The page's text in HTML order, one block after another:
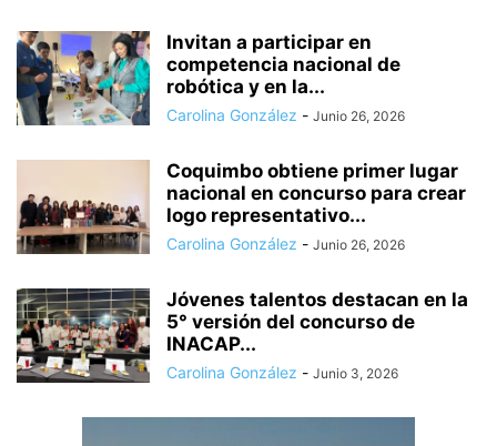
Invitan a participar en
competencia nacional de
robótica y en la...
Carolina González - Junio 26, 2026
Coquimbo obtiene primer lugar
nacional en concurso para crear
logo representativo...
Carolina González - Junio 26, 2026
Jóvenes talentos destacan en la
5° versión del concurso de
INACAP...
Carolina González - Junio 3, 2026